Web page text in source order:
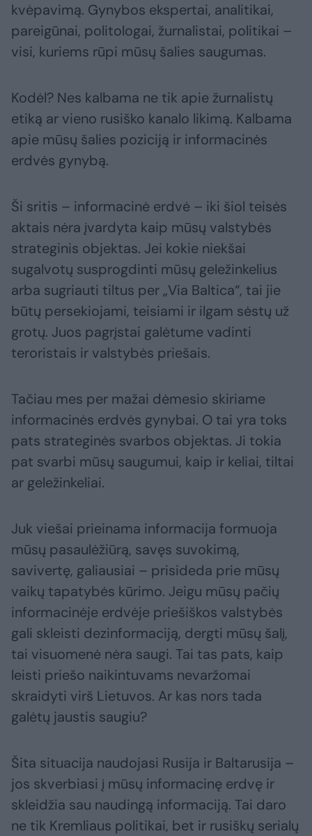
kvėpavimą. Gynybos ekspertai, analitikai,
pareigūnai, politologai, žurnalistai, politikai –
visi, kuriems rūpi mūsų šalies saugumas.
Kodėl? Nes kalbama ne tik apie žurnalistų
etiką ar vieno rusiško kanalo likimą. Kalbama
apie mūsų šalies poziciją ir informacinės
erdvės gynybą.
Ši sritis – informacinė erdvė – iki šiol teisės
aktais nėra įvardyta kaip mūsų valstybės
strateginis objektas. Jei kokie niekšai
sugalvotų susprogdinti mūsų geležinkelius
arba sugriauti tiltus per „Via Baltica“, tai jie
būtų persekiojami, teisiami ir ilgam sėstų už
grotų. Juos pagrįstai galėtume vadinti
teroristais ir valstybės priešais.
Tačiau mes per mažai dėmesio skiriame
informacinės erdvės gynybai. O tai yra toks
pats strateginės svarbos objektas. Ji tokia
pat svarbi mūsų saugumui, kaip ir keliai, tiltai
ar geležinkeliai.
Juk viešai prieinama informacija formuoja
mūsų pasaulėžiūrą, savęs suvokimą,
savivertę, galiausiai – prisideda prie mūsų
vaikų tapatybės kūrimo. Jeigu mūsų pačių
informacinėje erdvėje priešiškos valstybės
gali skleisti dezinformaciją, dergti mūsų šalį,
tai visuomenė nėra saugi. Tai tas pats, kaip
leisti priešo naikintuvams nevaržomai
skraidyti virš Lietuvos. Ar kas nors tada
galėtų jaustis saugiu?
Šita situacija naudojasi Rusija ir Baltarusija –
jos skverbiasi į mūsų informacinę erdvę ir
skleidžia sau naudingą informaciją. Tai daro
ne tik Kremliaus politikai, bet ir rusiškų serialų